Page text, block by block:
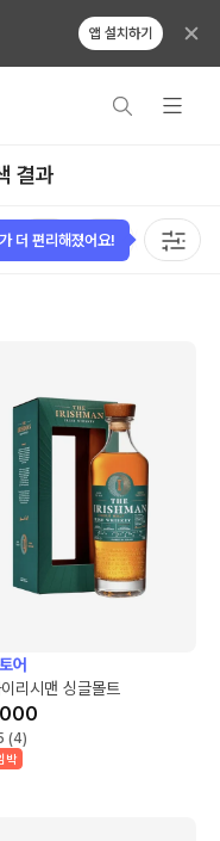
앱 설치하기
결과
국가 용량 태그
어
리시맨 싱글몰트
(4)
박
더 편리해졌어요!